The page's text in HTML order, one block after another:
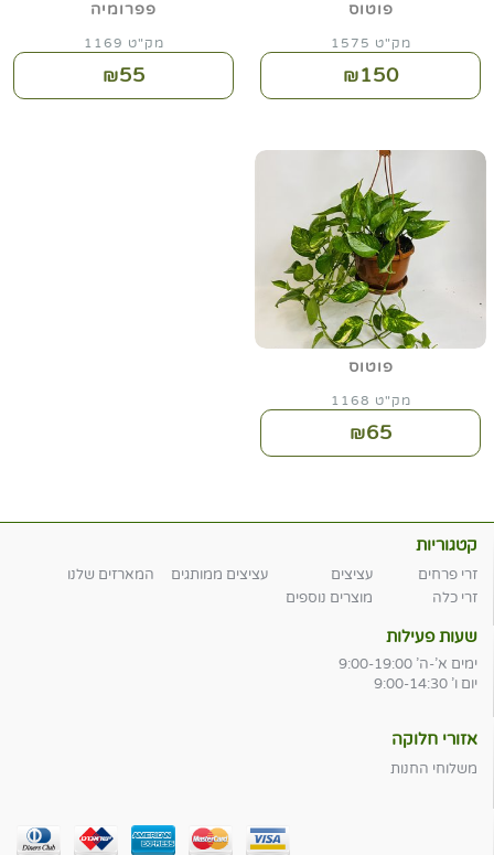
פוטוס
מק"ט 1575
₪150
פפרומיה
מק"ט 1169
₪55
פוטוס
מק"ט 1168
₪65
קטגוריות
זרי פרחים עציצים עציצים ממותגים
המארזים שלנו
זרי כלה
מוצרים נוספים
שעות פעילות
ימים א'-ה' 9:00-19:00
יום ו' 9:00-14:30
אזורי חלוקה
משלוחי החנות